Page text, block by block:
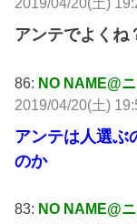
アンテでよくね
86: NO NAME@
2019/04/20(土)
アンテは人選ぶ
のか
83: NO NAME@